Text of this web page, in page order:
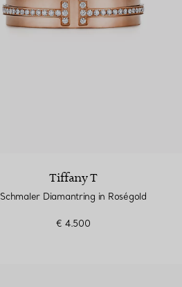
Tiffany T
Schmaler Diamantring in Roségold
€ 4.500